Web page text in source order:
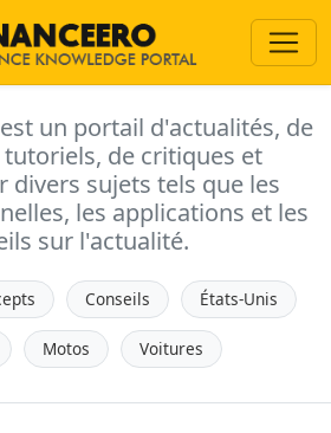
un portail d'actualités, de
tutoriels, de critiques et
divers sujets tels que les
les applications et les
sur l'actualité.
Conseils États-Unis
Motos Voitures